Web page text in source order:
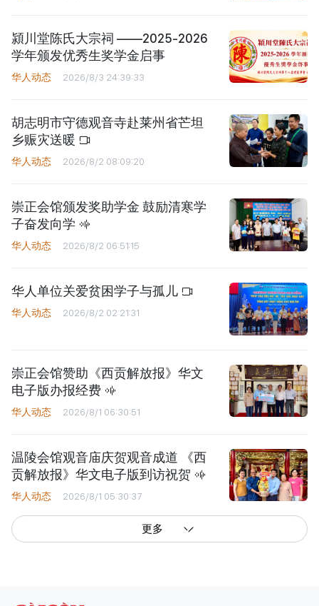
潁川堂陈氏大宗祠 ——2025-2026
学年颁发优秀生奖学金启事
华人动态 2026/8/3 24:39:33
胡志明市守德观音寺赴莱州省芒坦
乡赈灾送暖
华人动态 2026/8/2 08:09:20
崇正会馆颁发奖助学金 鼓励清寒学
子奋发向学
华人动态 2026/8/2 06:51:15
华人单位关爱贫困学子与孤儿
华人动态 2026/8/2 02:21:31
崇正会馆赞助《西贡解放报》华文
电子版办报经费
华人动态 2026/8/1 06:30:51
温陵会馆观音庙庆贺观音成道 《西
贡解放报》华文电子版到访祝贺
华人动态 2026/8/1 05:30:37
更多